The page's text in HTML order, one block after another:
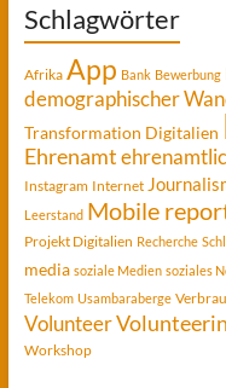
Schlagwörter
Afrika App Bank Bewerbung
demographischer
Transformation Digitalien
Ehrenamt
Instagram Internet
Leerstand Mobile
Projekt Digitalien Recherche
media soziale Medien soziales
Telekom Usambaraberge
Volunteer
Workshop